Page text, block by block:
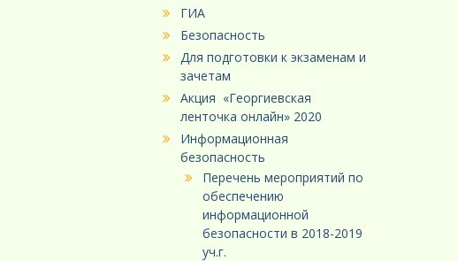
ГИА
Безопасность
Для подготовки к экзаменам и
зачетам
Акция «Георгиевская
ленточка онлайн» 2020
Информационная
безопасность
Перечень мероприятий по
обеспечению
информационной
безопасности в 2018-2019
уч.г.